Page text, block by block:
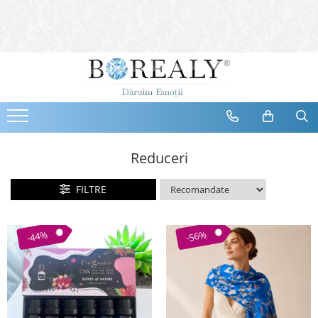
Bijuterii
Cercei
Bratari
Destinatari
Bijuterii Femei
Bijuterii Copii
Bijuterii Mirese
Selectii
Reduceri
FILTRE
-44% -56%